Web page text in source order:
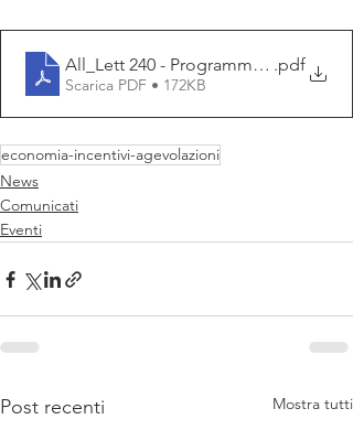
All_Lett 240 - Programma casa del
.pdf
Scarica PDF • 172KB
economia-incentivi-agevolazioni
News
Comunicati
Eventi
Post recenti Mostra tutti